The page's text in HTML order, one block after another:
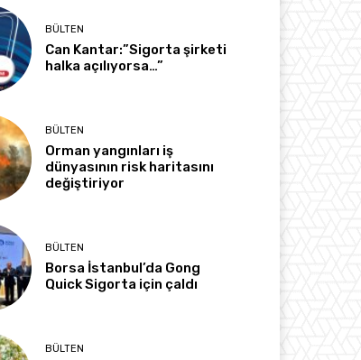
BÜLTEN
Can Kantar:”Sigorta şirketi
halka açılıyorsa…”
BÜLTEN
Orman yangınları iş
dünyasının risk haritasını
değiştiriyor
BÜLTEN
Borsa İstanbul’da Gong
Quick Sigorta için çaldı
BÜLTEN